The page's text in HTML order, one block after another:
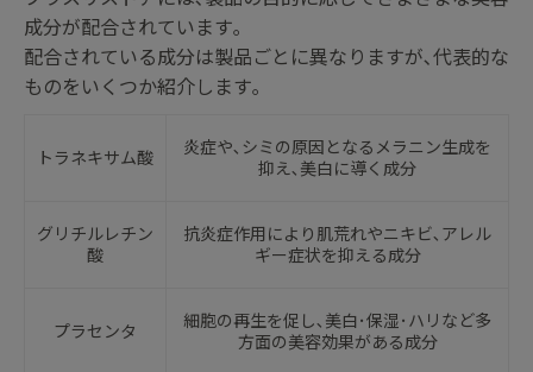
成分が配合されています｡
配合されている成分は製品ごとに異なりますが､代表的な
ものをいくつか紹介します｡
トラネキサム酸
炎症や､シミの原因となるメラニン生成を
抑え､美白に導く成分
グリチルレチン
酸
抗炎症作用により肌荒れやニキビ､アレル
ギー症状を抑える成分
プラセンタ
細胞の再生を促し､美白･保湿･ハリなど多
方面の美容効果がある成分